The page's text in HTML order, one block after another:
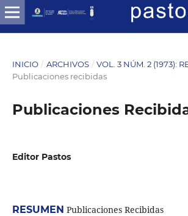
INICIO / ARCHIVOS / VOL. 3 NÚM. 2 (1973):
Publicaciones recibidas
Publicaciones
Editor Pastos
RESUMEN Publicaciones Recibidas